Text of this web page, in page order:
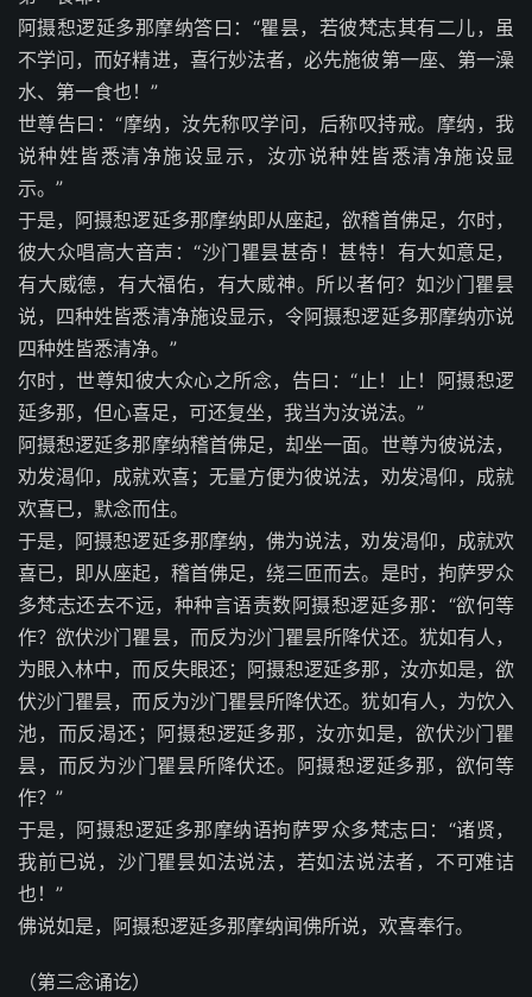
阿摄惒逻延多那摩纳答曰：“瞿昙，若彼梵志其有二儿，虽
不学问，而好精进，喜行妙法者，必先施彼第一座、第一澡
水、第一食也！”
世尊告曰：“摩纳，汝先称叹学问，后称叹持戒。摩纳，我
说种姓皆悉清净施设显示，汝亦说种姓皆悉清净施设显
示。”
于是，阿摄惒逻延多那摩纳即从座起，欲稽首佛足，尔时，
彼大众唱高大音声：“沙门瞿昙甚奇！甚特！有大如意足，
有大威德，有大福佑，有大威神。所以者何？如沙门瞿昙
说，四种姓皆悉清净施设显示，令阿摄惒逻延多那摩纳亦说
四种姓皆悉清净。”
尔时，世尊知彼大众心之所念，告曰：“止！止！阿摄惒逻
延多那，但心喜足，可还复坐，我当为汝说法。”
阿摄惒逻延多那摩纳稽首佛足，却坐一面。世尊为彼说法，
劝发渴仰，成就欢喜；无量方便为彼说法，劝发渴仰，成就
欢喜已，默念而住。
于是，阿摄惒逻延多那摩纳，佛为说法，劝发渴仰，成就欢
喜已，即从座起，稽首佛足，绕三匝而去。是时，拘萨罗众
多梵志还去不远，种种言语责数阿摄惒逻延多那：“欲何等
作？欲伏沙门瞿昙，而反为沙门瞿昙所降伏还。犹如有人，
为眼入林中，而反失眼还；阿摄惒逻延多那，汝亦如是，欲
伏沙门瞿昙，而反为沙门瞿昙所降伏还。犹如有人，为饮入
池，而反渴还；阿摄惒逻延多那，汝亦如是，欲伏沙门瞿
昙，而反为沙门瞿昙所降伏还。阿摄惒逻延多那，欲何等
作？”
于是，阿摄惒逻延多那摩纳语拘萨罗众多梵志曰：“诸贤，
我前已说，沙门瞿昙如法说法，若如法说法者，不可难诘
也！”
佛说如是，阿摄惒逻延多那摩纳闻佛所说，欢喜奉行。
（第三念诵讫）